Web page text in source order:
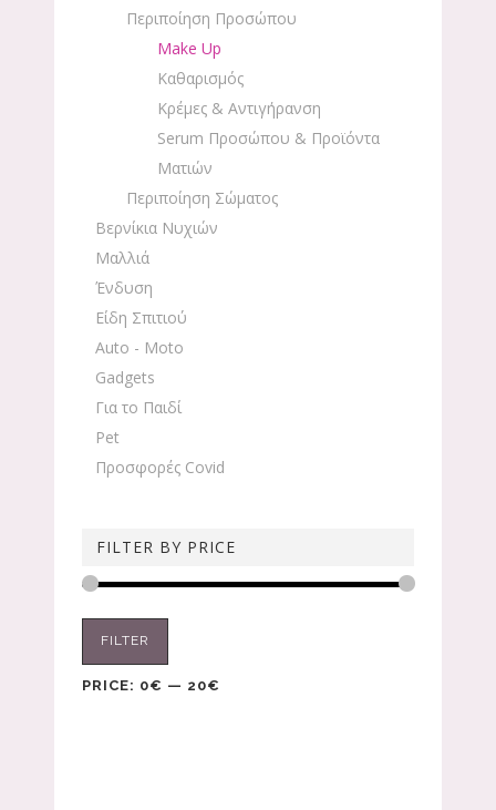
Περιποίηση Προσώπου
Make Up
Καθαρισμός
Κρέμες & Αντιγήρανση
Serum Προσώπου & Προϊόντα
Ματιών
Περιποίηση Σώματος
Βερνίκια Νυχιών
Μαλλιά
Ένδυση
Είδη Σπιτιού
Auto - Moto
Gadgets
Για το Παιδί
Pet
Προσφορές Covid
FILTER BY PRICE
FILTER
PRICE: 0€ — 20€